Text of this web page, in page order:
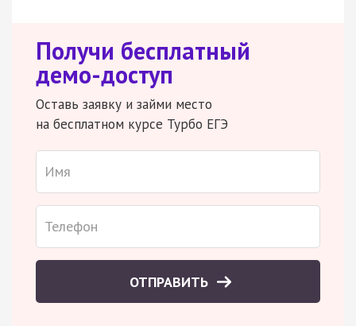
Получи бесплатный
демо-доступ
Оставь заявку и займи место
на бесплатном курсе Турбо ЕГЭ
ОТПРАВИТЬ